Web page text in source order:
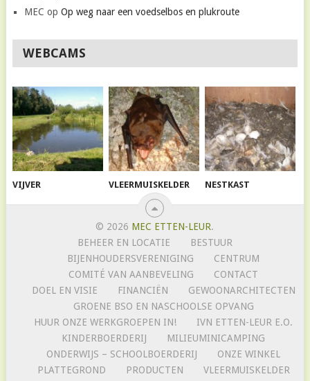
MEC op Op weg naar een voedselbos en plukroute
WEBCAMS
VIJVER VLEERMUISKELDER NESTKAST
© 2026 MEC ETTEN-LEUR.
BEHEER EN LOCATIE
BESTUUR
BIJENHOUDERSVERENIGING
CENTRUM
COMITÉ VAN AANBEVELING
CONTACT
DOEL EN VISIE
FINANCIËN
GEWOONARCHITECTEN
GROENE BSO EN NASCHOOLSE OPVANG
HUUR ONZE WERKGROEPEN IN!
IVN ETTEN-LEUR E.O.
KINDERBOERDERIJ
MILIEUMINICAMPING
ONDERWIJS – SCHOOLBOERDERIJ
ONZE WINKEL
PLATTEGROND
PRODUCTEN
VLEERMUISKELDER